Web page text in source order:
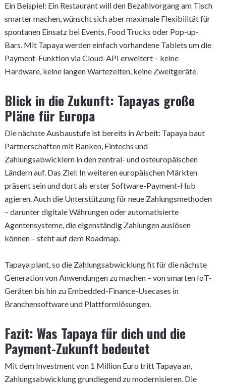
Ein Beispiel: Ein Restaurant will den Bezahlvorgang am Tisch
smarter machen, wünscht sich aber maximale Flexibilität für
spontanen Einsatz bei Events, Food Trucks oder Pop-up-
Bars. Mit Tapaya werden einfach vorhandene Tablets um die
Payment-Funktion via Cloud-API erweitert – keine
Hardware, keine langen Wartezeiten, keine Zweitgeräte.
Blick in die Zukunft: Tapayas große
Pläne für Europa
Die nächste Ausbaustufe ist bereits in Arbeit: Tapaya baut
Partnerschaften mit Banken, Fintechs und
Zahlungsabwicklern in den zentral- und osteuropäischen
Ländern auf. Das Ziel: In weiteren europäischen Märkten
präsent sein und dort als erster Software-Payment-Hub
agieren. Auch die Unterstützung für neue Zahlungsmethoden
– darunter digitale Währungen oder automatisierte
Agentensysteme, die eigenständig Zahlungen auslösen
können – steht auf dem Roadmap.
Tapaya plant, so die Zahlungsabwicklung fit für die nächste
Generation von Anwendungen zu machen – von smarten IoT-
Geräten bis hin zu Embedded-Finance-Usecases in
Branchensoftware und Plattformlösungen.
Fazit: Was Tapaya für dich und die
Payment-Zukunft bedeutet
Mit dem Investment von 1 Million Euro tritt Tapaya an,
Zahlungsabwicklung grundlegend zu modernisieren. Die